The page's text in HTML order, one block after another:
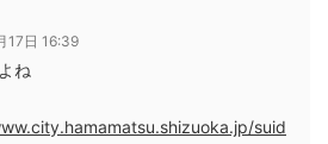
17日 16:39
ね
suid